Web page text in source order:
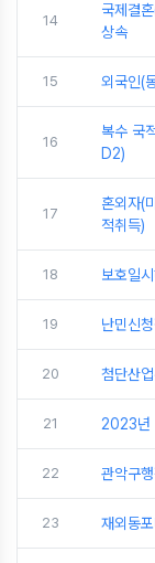
14
국제결
상속
15 외국인(
16
복수 국
D2)
17
혼외자(
적취득)
18 보호일
19 난민신
20 첨단산
21 2023년
22 관악구
23 재외동